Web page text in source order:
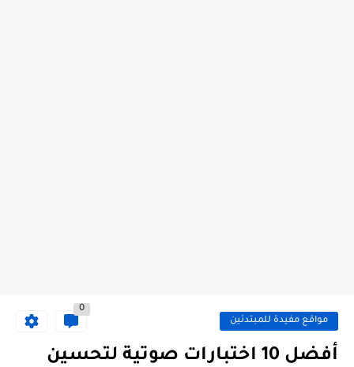
مواقع مفيدة للمبتدئين
0
أفضل 10 اختبارات صوتية لتحسين